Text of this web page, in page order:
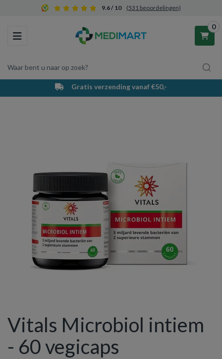
9.6 / 10 (531 beoordelingen)
Toggle navigation
Waar bent u naar op zoek?
0
Winkelwagen
Gratis verzending vanaf €50,-
Vitals Microbiol intiem
- 60 vegicaps